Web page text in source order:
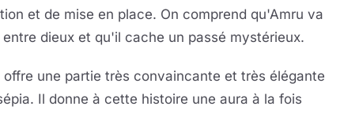
et de mise en place. On comprend qu'Amru va
dieux et qu'il cache un passé mystérieux.
une partie très convaincante et très élégante
Il donne à cette histoire une aura à la fois